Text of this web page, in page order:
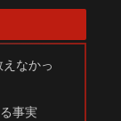
なかっ
事実